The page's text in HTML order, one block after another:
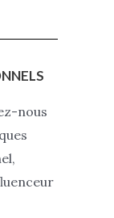
nous